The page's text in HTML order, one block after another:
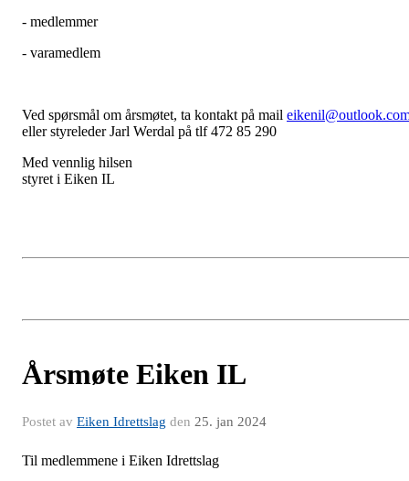
- medlemmer
- varamedlem
Ved spørsmål om årsmøtet, ta kontakt på mail
eller styreleder Jarl Werdal på tlf 472 85 290
Med vennlig hilsen
styret i Eiken IL
Årsmøte Eiken IL
Postet av Eiken Idrettslag den 25. jan 2024
Til medlemmene i Eiken Idrettslag